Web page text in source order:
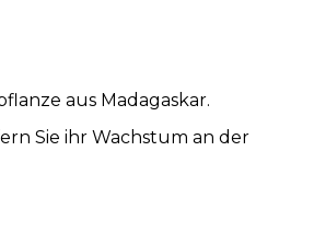
aus Madagaskar.
Sie ihr Wachstum an der